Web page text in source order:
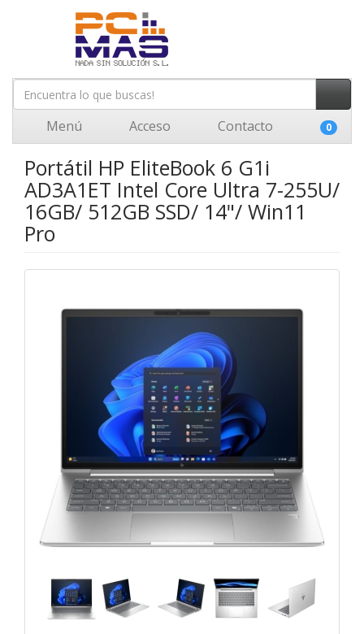
Menú Acceso Contacto 0
Portátil HP EliteBook 6 G1i
AD3A1ET Intel Core Ultra 7-255U/
16GB/ 512GB SSD/ 14"/ Win11
Pro